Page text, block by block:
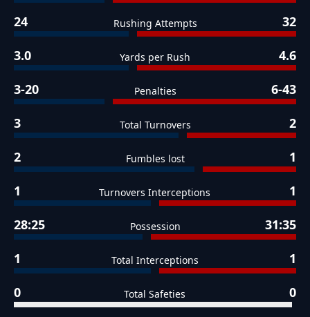
24 Rushing Attempts 32
3.0 Yards per Rush 4.6
3-20 Penalties 6-43
3 Total Turnovers 2
2 Fumbles lost 1
1 Turnovers Interceptions 1
28:25 Possession 31:35
1 Total Interceptions 1
0 Total Safeties 0